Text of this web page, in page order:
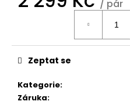
/ pár
Kategorie:
Záruka:
Zeptat se